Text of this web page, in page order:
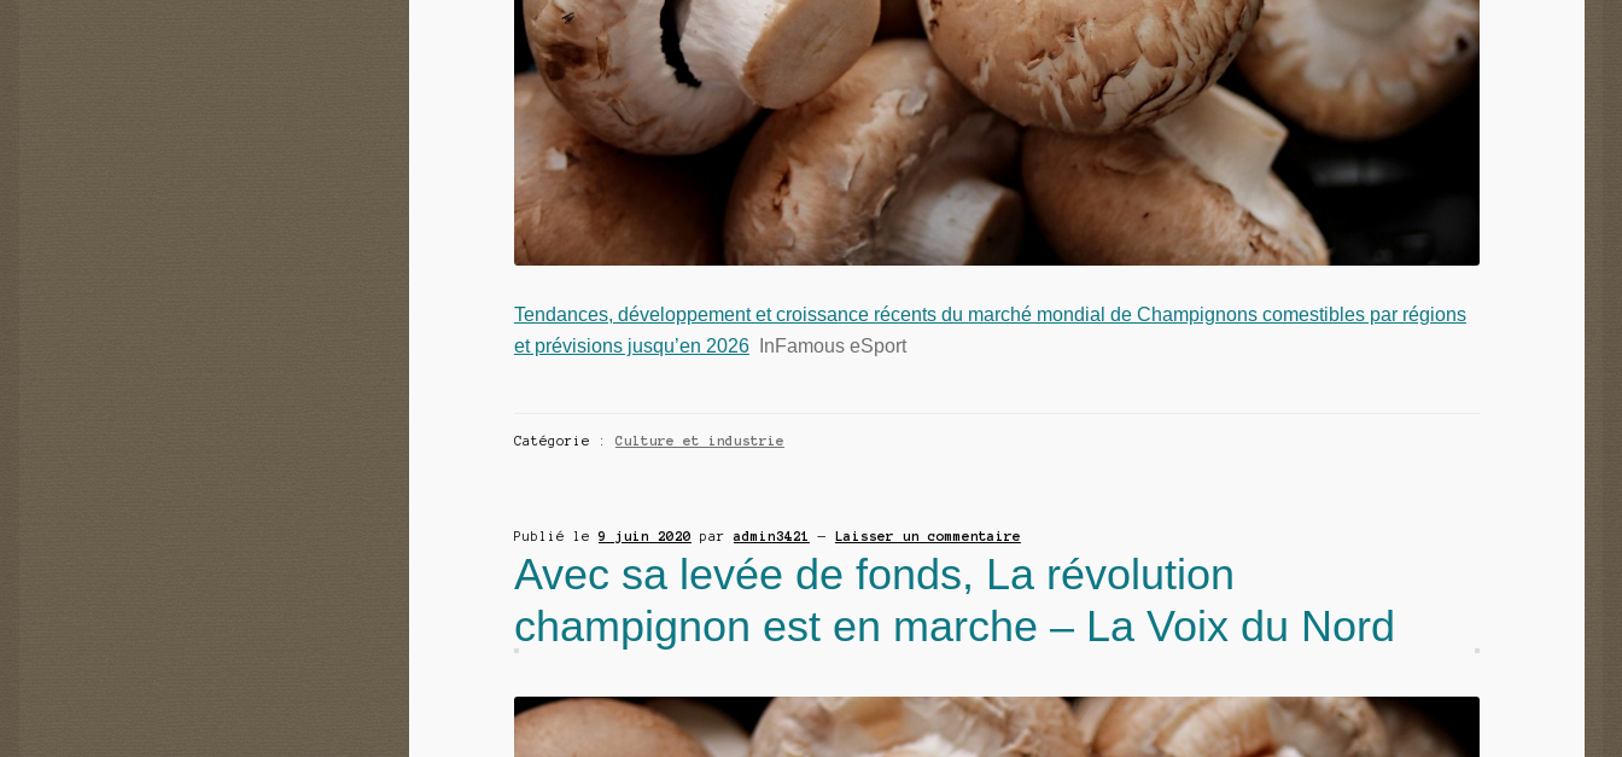
Tendances, développement et croissance récents du marché mondial de Champignons comestibles par régions
et prévisions jusqu’en 2026 InFamous eSport
Catégorie : Culture et industrie
Publié le9 juin 2020 paradmin3421 — Laisser un commentaire
Avec sa levée de fonds, La révolution
champignon est en marche – La Voix du Nord